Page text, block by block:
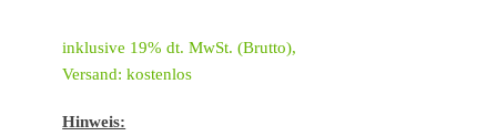
inklusive 19% dt. MwSt. (Brutto),
Versand: kostenlos
Hinweis: